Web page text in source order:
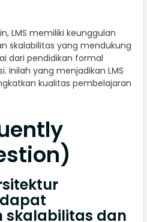
LMS memiliki keunggulan
skalabilitas yang mendukung
dari pendidikan formal
Inilah yang menjadikan LMS
kualitas pembelajaran
skalabilitas dan